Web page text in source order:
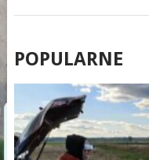
POSTS
NAVIGATION
POPULARNE